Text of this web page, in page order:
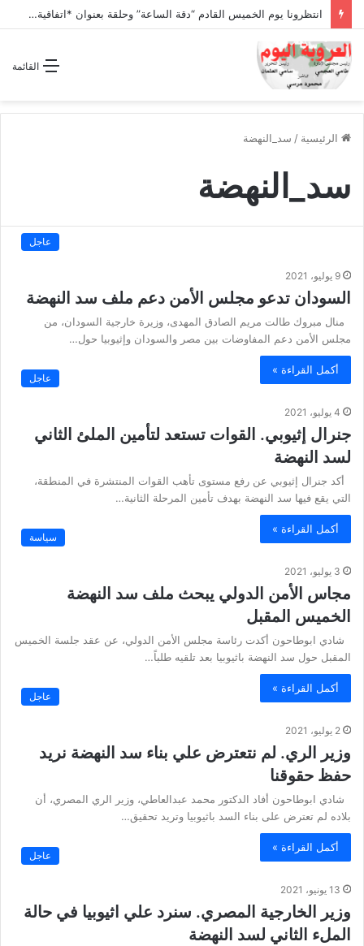
انتظرونا يوم الخميس القادم “دقة الساعة” وحلقة بعنوان *اتفاقية مكة للدفاع المشترك”
القائمة
الرئيسية / سد_النهضة
سد_النهضة
عاجل
9 يوليو، 2021
السودان تدعو مجلس الأمن دعم ملف سد النهضة
منال مبروك طالت مريم الصادق المهدى، وزيرة خارجية السودان، من
مجلس الأمن دعم المفاوضات بين مصر والسودان وإثيوبيا حول…
أكمل القراءة »
عاجل
4 يوليو، 2021
جنرال إثيوبي. القوات تستعد لتأمين الملئ الثاني
لسد النهضة
أكد جنرال إثيوبي عن رفع مستوى تأهب القوات المنتشرة في المنطقة،
التي يقع فيها سد النهضة بهدف تأمين المرحلة الثانية…
أكمل القراءة »
سياسة
3 يوليو، 2021
مجاس الأمن الدولي يبحث ملف سد النهضة
الخميس المقبل
شادي ابوطاحون أكدت رئاسة مجلس الأمن الدولي، عن عقد جلسة الخميس
المقبل حول سد النهضة باثيوبيا بعد تلقيه طلباً…
أكمل القراءة »
عاجل
2 يوليو، 2021
وزير الري. لم نتعترض علي بناء سد النهضة نريد
حفظ حقوقنا
شادي ابوطاحون أفاد الدكتور محمد عبدالعاطي، وزير الري المصري، أن
بلاده لم تعترض على بناء السد باثيوبيا وتريد تحقيق…
أكمل القراءة »
عاجل
13 يونيو، 2021
وزير الخارجية المصري. سنرد علي اثيوبيا في حالة
الملء الثاني لسد النهضة